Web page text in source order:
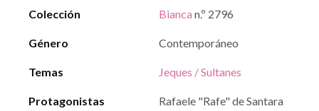
Colección Bianca n.º 2796
Género Contemporáneo
Temas Jeques / Sultanes
Protagonistas
Rafaele "Rafe" de Santara